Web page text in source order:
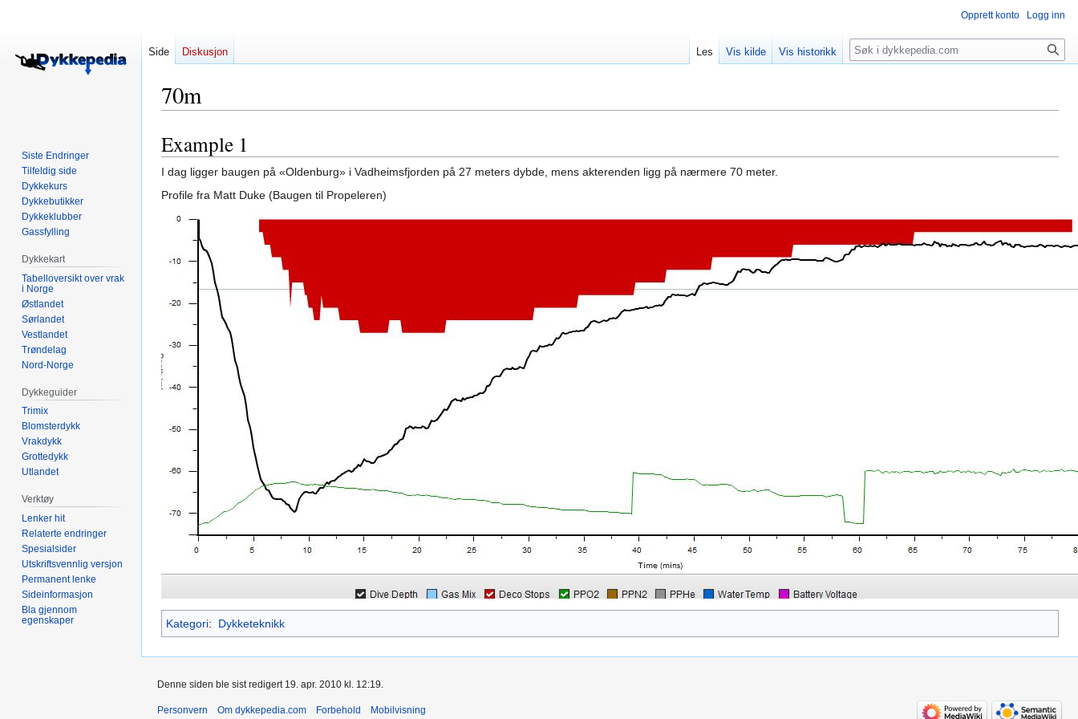
70m
Hopp
til
navigering
Hopp
til
søk
Example 1
I dag ligger baugen på «Oldenburg» i Vadheimsfjorden på 27 meters dybde, mens akterenden ligg på nærmere 70 meter.
Profile fra Matt Duke (Baugen til Propeleren)
Kategori: Dykketeknikk
Opprett konto Logg inn
Side Diskusjon Les Vis kilde Vis historikk Søk
Siste Endringer
Tilfeldig side
Dykkekurs
Dykkebutikker
Dykkeklubber
Gassfylling
Dykkekart
Tabelloversikt over vrak
i Norge
Østlandet
Sørlandet
Vestlandet
Trøndelag
Nord-Norge
Dykkeguider
Trimix
Blomsterdykk
Vrakdykk
Grottedykk
Utlandet
Verktøy
Lenker hit
Relaterte endringer
Spesialsider
Utskriftsvennlig versjon
Permanent lenke
Sideinformasjon
Bla gjennom
egenskaper
Denne siden ble sist redigert 19. apr. 2010 kl. 12:19.
Personvern Om dykkepedia.com Forbehold Mobilvisning